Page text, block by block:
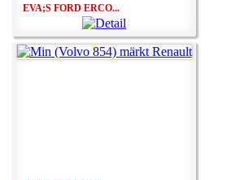
EVA;S FORD ERCO...